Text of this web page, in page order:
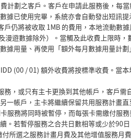
計劃之客戶。客戶在申請此服務後，每
據已使用完畢，系統亦會自動發出短訊
戶仍將被收取 1MB 的費用，本地流動數
漫遊數據除外）。當觸及此收費上限時
據用量、再使用「額外每月數據用量計
IDD (00 / 01) 額外收費將按標準收費。當
務，或只有主卡更換到其他帳戶，客戶
一帳戶，主卡將繼續保留共用服務計畫直
服務將同時被暫停，而每張卡需繳付服務
。若暫停服務之合共日數相等或少於90日
所選之服務計畫月費及其他增值服務月費